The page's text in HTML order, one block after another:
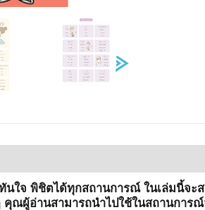
จ พิชิตได้ทุกสถานการณ์ ในเล่มนี้จะ
ณผู้อ่านสามารถนำไปใช้ในสถานการณ์